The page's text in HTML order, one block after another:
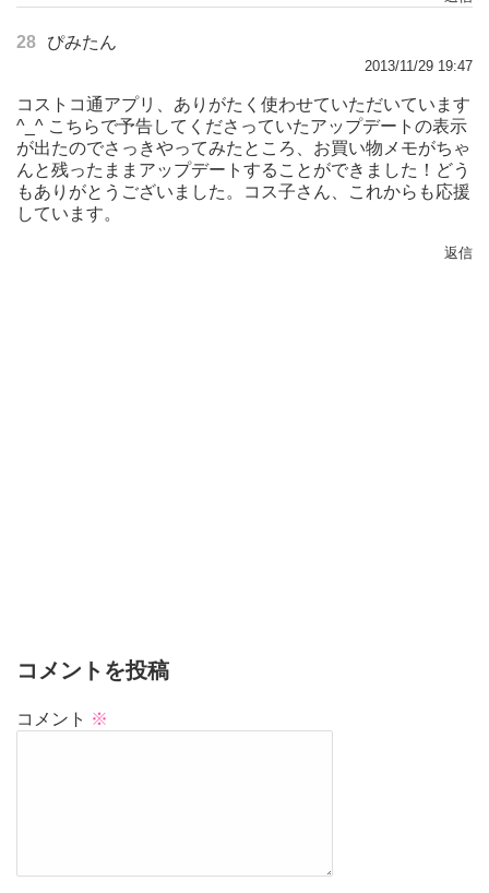
28 ぴみたん
2013/11/29 19:47
コストコ通アプリ、ありがたく使わせていただいています
^_^ こちらで予告してくださっていたアップデートの表示
が出たのでさっきやってみたところ、お買い物メモがちゃ
んと残ったままアップデートすることができました！どう
もありがとうございました。コス子さん、これからも応援
しています。
返信
コメントを投稿
コメント ※